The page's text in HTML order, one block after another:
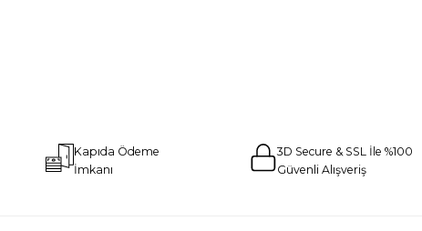
Kapıda Ödeme
İmkanı
3D Secure & SSL İle %100
Güvenli Alışveriş